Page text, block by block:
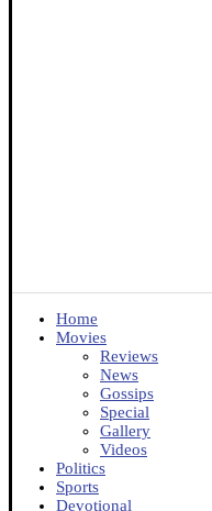
Home
Movies
Reviews
News
Gossips
Special
Gallery
Videos
Politics
Sports
Devotional